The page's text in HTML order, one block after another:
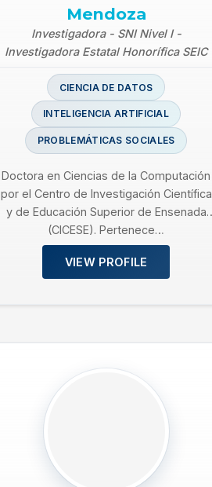
Mendoza
Investigadora - SNI Nivel I -
Investigadora Estatal Honorífica SEIC
CIENCIA DE DATOS
INTELIGENCIA ARTIFICIAL
PROBLEMÁTICAS SOCIALES
Doctora en Ciencias de la Computación
por el Centro de Investigación Científica
y de Educación Superior de Ensenada
(CICESE). Pertenece…
VIEW PROFILE